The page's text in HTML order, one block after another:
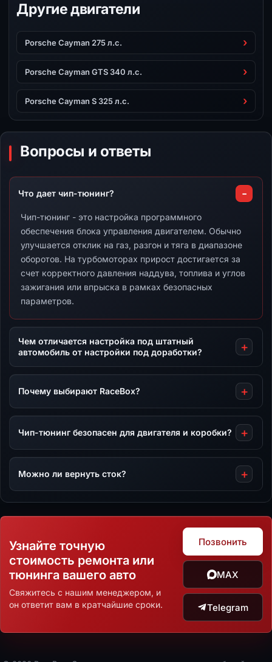
Другие двигатели
Porsche Cayman 275 л.с.
Porsche Cayman GTS 340 л.с.
Porsche Cayman S 325 л.с.
Вопросы и ответы
Что дает чип-тюнинг?
Чип-тюнинг - это настройка программного
обеспечения блока управления двигателем. Обычно
улучшается отклик на газ, разгон и тяга в диапазоне
оборотов. На турбомоторах прирост достигается за
счет корректного давления наддува, топлива и углов
зажигания или впрыска в рамках безопасных
параметров.
Чем отличается настройка под штатный
автомобиль от настройки под доработки?
Почему выбирают RaceBox?
Чип-тюнинг безопасен для двигателя и коробки?
Можно ли вернуть сток?
Узнайте точную
стоимость ремонта или
тюнинга вашего авто
Свяжитесь с нашим менеджером, и
он ответит вам в кратчайшие сроки.
Позвонить
MAX
Telegram